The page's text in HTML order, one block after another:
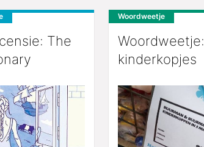
The
Woordweetje
Woordweetje:
kinderkopjes